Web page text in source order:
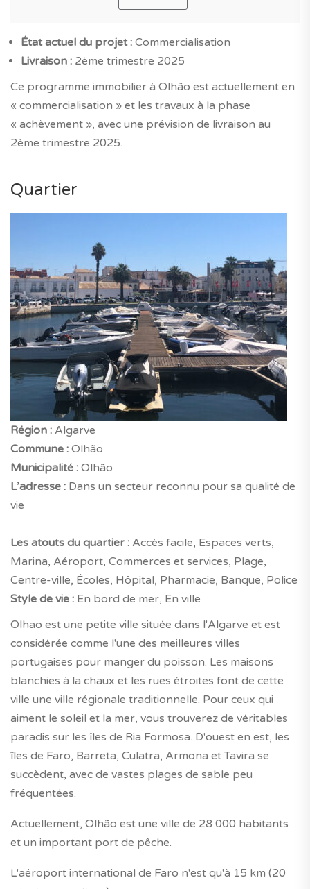
État actuel du projet : Commercialisation
Livraison : 2ème trimestre 2025
Ce programme immobilier à Olhão est actuellement en
« commercialisation » et les travaux à la phase
« achèvement », avec une prévision de livraison au
2ème trimestre 2025.
Quartier
Région : Algarve
Commune : Olhão
Municipalité : Olhão
L’adresse : Dans un secteur reconnu pour sa qualité de
vie
Les atouts du quartier : Accès facile, Espaces verts,
Marina, Aéroport, Commerces et services, Plage,
Centre-ville, Écoles, Hôpital, Pharmacie, Banque, Police
Style de vie : En bord de mer, En ville
Olhao est une petite ville située dans l'Algarve et est
considérée comme l'une des meilleures villes
portugaises pour manger du poisson. Les maisons
blanchies à la chaux et les rues étroites font de cette
ville une ville régionale traditionnelle. Pour ceux qui
aiment le soleil et la mer, vous trouverez de véritables
paradis sur les îles de Ria Formosa. D'ouest en est, les
îles de Faro, Barreta, Culatra, Armona et Tavira se
succèdent, avec de vastes plages de sable peu
fréquentées.
Actuellement, Olhão est une ville de 28 000 habitants
et un important port de pêche.
L'aéroport international de Faro n'est qu'à 15 km (20